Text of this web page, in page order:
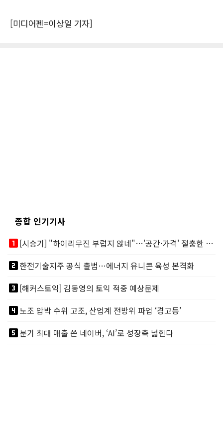
[미디어펜=이상일 기자]
종합 인기기사
looks_one
[시승기] "하이리무진 부럽지 않네"…'공간·가격' 절충한 카니발 하이루프
looks_two한전기술지주 공식 출범…에너지 유니콘 육성 본격화
looks_3[해커스토익] 김동영의 토익 적중 예상문제
looks_4노조 압박 수위 고조, 산업계 전방위 파업 ‘경고등’
looks_5분기 최대 매출 쓴 네이버, ‘AI’로 성장축 넓힌다